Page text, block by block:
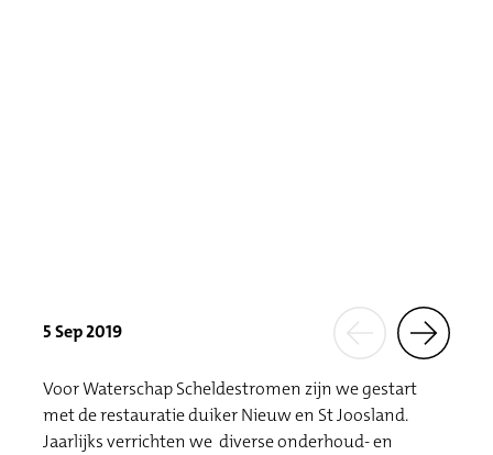
5 Sep 2019
Voor Waterschap Scheldestromen zijn we gestart
met de restauratie duiker Nieuw en St Joosland.
Jaarlijks verrichten we diverse onderhoud- en